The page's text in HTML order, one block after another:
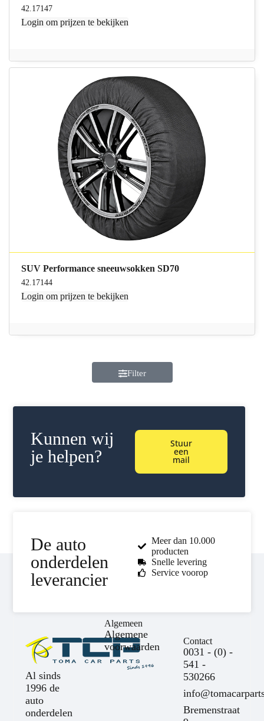
42.17147
Login om prijzen te bekijken
SUV Performance sneeuwsokken SD70
42.17144
Login om prijzen te bekijken
Filter
Kunnen wij
je helpen?
Stuur
een
mail
De auto
onderdelen
leverancier
Meer dan 10.000
producten
Snelle levering
Service voorop
Al sinds
1996 de
auto
onderdelen
Algemeen
Algemene
voorwaarden
Contact
0031 - (0) -
541 -
530266
Bremenstraat